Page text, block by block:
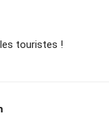
touristes !